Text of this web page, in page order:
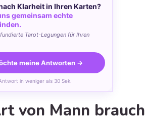
Klarheit in Ihren Karten?
gemeinsam echte
Tarot-Legungen für Ihren
meine Antworten →
in weniger als 30 Sek.
von Mann